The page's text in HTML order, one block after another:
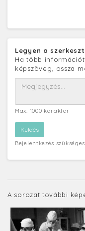
Legyen a
Ha több
képszöveg, ossza
Max. 1000 karakter
Bejelentkezés
A sorozat további